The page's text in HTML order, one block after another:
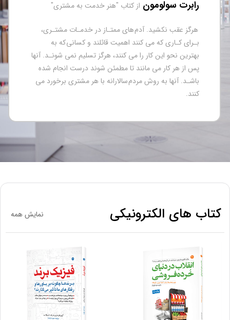
بالايي دارند. شما در
مشکلي داشته باشيد،
تصميمات خود را
گيريد در آينده
کتاب "هنر خدمت به مشتری"
ممتـاز در خدمـات مشتـري،
اهميت قائلند و کساني که به
کنند، هرگز تسليم نمي شونـد. آنها
تا مطمئن شوند درست انجام شده
سالارانه با هر مشتري برخورد مي
کتاب های الکترونیکی نمایش همه